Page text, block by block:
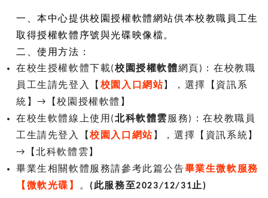
一、本中心提供校園授權軟體網站供本校教職員工生
取得授權軟體序號與光碟映像檔。
二、使用方法：
在校生授權軟體下載(校園授權軟體網頁)：在校教職
員工生請先登入【 校園入口網站】，選擇【資訊系
統】→【校園授權軟體】
在校生軟體線上使用(北科軟體雲服務)：在校教職員
工生請先登入【校園入口網站】，選擇【資訊系統】
→【北科軟體雲】
畢業生相關軟體服務請參考此篇公告畢業生微軟服務
【微軟光碟】 。 (此服務至2023/12/31止)